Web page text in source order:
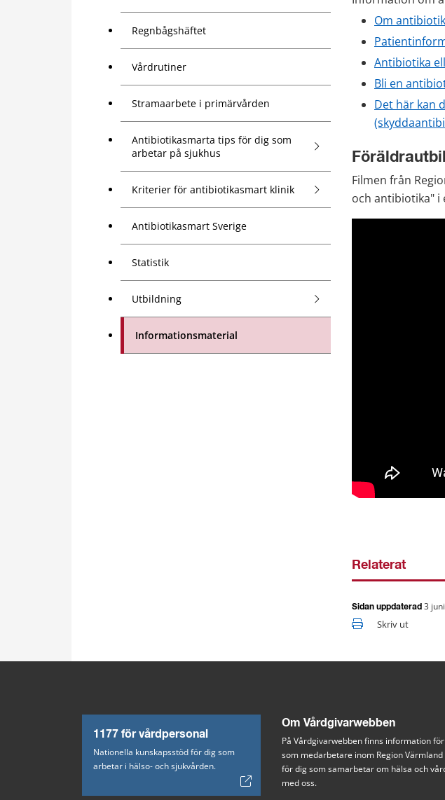
Regnbågshäftet
Vårdrutiner
Stramaarbete i primärvården
Antibiotikasmarta tips för dig som
arbetar på sjukhus
Kriterier för antibiotikasmart klinik
Antibiotikasmart Sverige
Statistik
Utbildning
Informationsmaterial
Om
Antibiotika
Bli en
Det här kan
Filmen från
och antibiotika" i
Relaterat
Sidan uppdaterad 3
Skriv ut
1177 för vårdpersonal
Nationella kunskapsstöd för dig som
arbetar i hälso- och sjukvården.
Om Vårdgivarwebben
På Vårdgivarwebben finns information
som medarbetare inom Region Värmland
för dig som samarbetar om hälsa och
med oss.